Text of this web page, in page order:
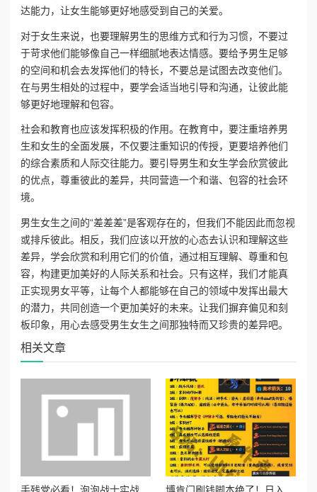
达能力，让女生能够更好地感受到自己的关爱。
对于女生来说，也要理解男生的思维方式和行为习惯，不要过
于苛求他们能够像自己一样细腻地表达情感。要给予男生足够
的空间和机会去发挥他们的特长，不要总是试图去改变他们。
在与男生相处的过程中，要学会适当地引导和沟通，让彼此能
够更好地理解和包容。
社会和教育也应该发挥积极的作用。在教育中，要注重培养男
生和女生的全面发展，不仅要注重知识的传授，更要培养他们
的综合素质和人际交往能力。要引导男生和女生学会欣赏彼此
的优点，尊重彼此的差异，共同营造一个和谐、包容的社会环
境。
男生女生之间的“差差差”是客观存在的，但我们不能因此而忽视
或排斥彼此。相反，我们应该以开放的心态去认识和理解这些
差异，学会欣赏和利用它们的价值，通过相互理解、尊重和包
容，构建更加美好的人际关系和社会。只有这样，我们才能真
正实现男女平等，让每个人都能够在自己的领域中发挥出最大
的潜力，共同创造一个更加美好的未来。让我们摒弃偏见和刻
板印象，用心去感受男生女生之间那独特而又珍贵的差异吧。
相关文章